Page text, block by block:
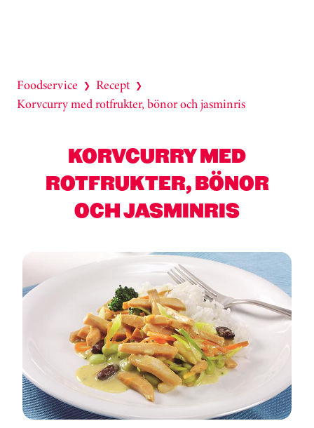
Foodservice ❯ Recept ❯
Korvcurry med rotfrukter, bönor och jasminris
KORVCURRY MED
ROTFRUKTER, BÖNOR
OCH JASMINRIS